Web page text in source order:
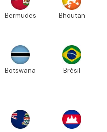
Bermudes Bhoutan
Botswana Brésil